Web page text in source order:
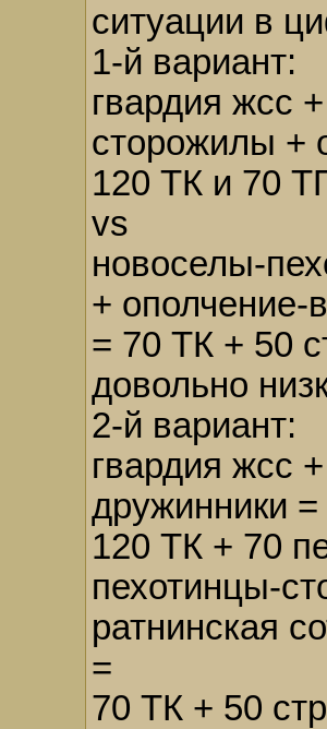
ситуации в
1-й вариант:
гвардия жсс
сторожилы +
120 ТК и 70
vs
новоселы-
+ ополчение-
= 70 ТК + 50
довольно
2-й вариант:
гвардия жсс
дружинники =
120 ТК + 70
пехотинцы-
ратнинская
=
70 ТК + 50